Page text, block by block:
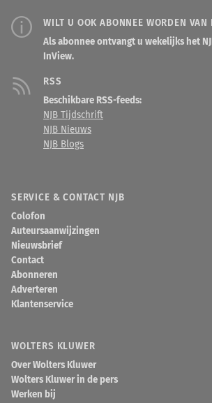
WILT U OOK ABONNEE WORDEN VAN
Als abonnee ontvangt u wekelijks het
InView.
RSS
Beschikbare RSS-feeds:
NJB Tijdschrift
NJB Nieuws
NJB Blogs
SERVICE & CONTACT NJB
Colofon
Auteursaanwijzingen
Nieuwsbrief
Contact
Abonneren
Adverteren
Klantenservice
WOLTERS KLUWER
Over Wolters Kluwer
Wolters Kluwer in de pers
Werken bij